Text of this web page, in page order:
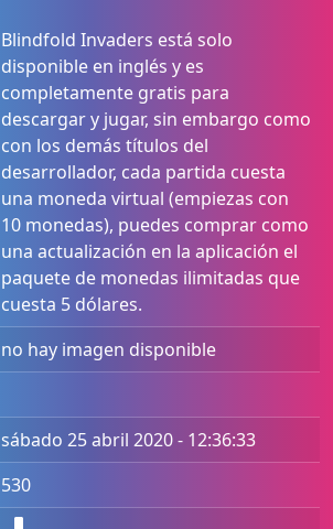
Blindfold Invaders está solo
disponible en inglés y es
completamente gratis para
descargar y jugar, sin embargo como
con los demás títulos del
desarrollador, cada partida cuesta
una moneda virtual (empiezas con
10 monedas), puedes comprar como
una actualización en la aplicación el
paquete de monedas ilimitadas que
cuesta 5 dólares.
no hay imagen disponible
sábado 25 abril 2020 - 12:36:33
530